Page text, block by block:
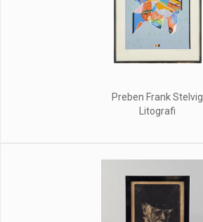
Preben Frank Stelvig
Litografi